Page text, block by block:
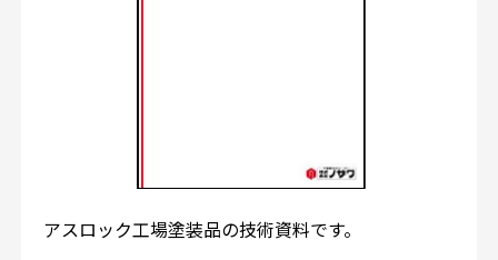
アスロック工場塗装品の技術資料です。